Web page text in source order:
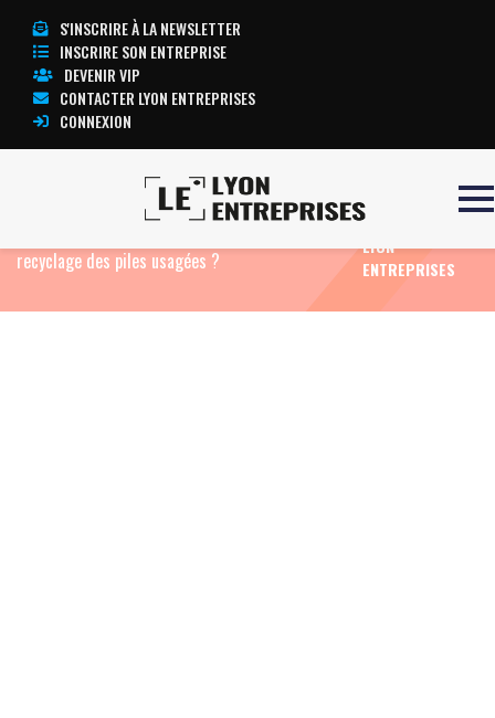
S'INSCRIRE À LA NEWSLETTER
INSCRIRE SON ENTREPRISE
DEVENIR VIP
CONTACTER LYON ENTREPRISES
CONNEXION
Transition écologie des
recyclage des piles usagées ?
TOUTE
L’ACTUALITÉ
LYON
ENTREPRISES